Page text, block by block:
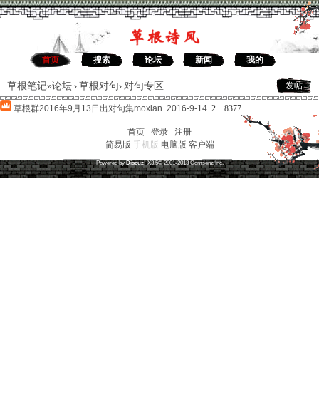
首页 搜索 论坛 新闻 我的
草根笔记»论坛 › 草根对句› 对句专区 发帖
草根群2016年9月13日出对句集moxian 2016-9-14 2 8377
首页 登录
注册
简易版 手机版 电脑版 客户端
Powered byDiscuz! X3.5© 2001-2013ComsenzInc.